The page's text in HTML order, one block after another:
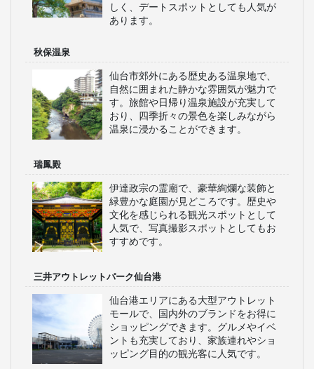
しく、デートスポットとしても人気が
あります。
秋保温泉
仙台市郊外にある歴史ある温泉地で、
自然に囲まれた静かな雰囲気が魅力で
す。旅館や日帰り温泉施設が充実して
おり、四季折々の景色を楽しみながら
温泉に浸かることができます。
瑞鳳殿
伊達政宗の霊廟で、豪華絢爛な装飾と
緑豊かな庭園が見どころです。歴史や
文化を感じられる観光スポットとして
人気で、写真撮影スポットとしてもお
すすめです。
三井アウトレットパーク仙台港
仙台港エリアにある大型アウトレット
モールで、国内外のブランドをお得に
ショッピングできます。グルメやイベ
ントも充実しており、家族連れやショ
ッピング目的の観光客に人気です。